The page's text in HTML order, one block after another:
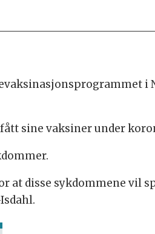
i
sine vaksiner under
at disse sykdommene vil